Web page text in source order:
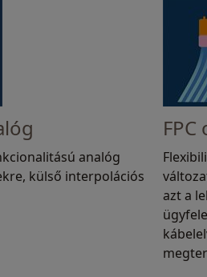
analóg
külső interpolációs
azt a